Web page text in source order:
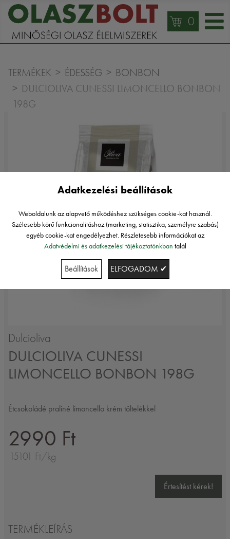
0
TERMÉKEK ÉDESSÉG BONBON
DULCIOLIVA CUNESSI LIMONCELLO BONBON
198G
Dulcioliva
DULCIOLIVA CUNESSI
LIMONCELLO BONBON 198G
Étcsokoládé praliné limoncello krém töltelékkel
2990 Ft
15101 Ft/kg
Értesítést kérek!
TERMÉKLEÍRÁS
Adatkezelési beállítások
Weboldalunk az alapvető működéshez szükséges cookie-kat használ.
Szélesebb körű funkcionalitáshoz (marketing, statisztika, személyre szabás)
egyéb cookie-kat engedélyezhet. Részletesebb információkat az
Adatvédelmi és adatkezelési tájékoztatónkban talál
Beállítások ELFOGADOM ✔